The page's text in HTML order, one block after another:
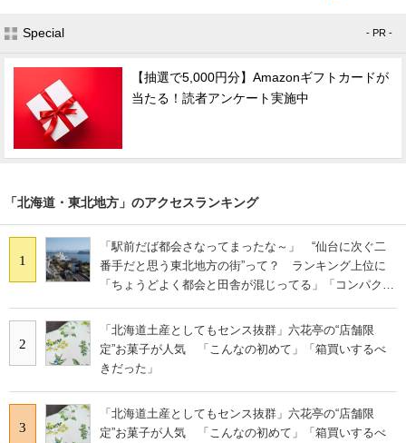
Special - PR -
【抽選で5,000円分】Amazonギフトカードが
当たる！読者アンケート実施中
「北海道・東北地方」のアクセスランキング
1
「駅前だば都会さなってまったな～」 “仙台に次ぐ二
番手だと思う東北地方の街”って？ ランキング上位に
「ちょうどよく都会と田舎が混じってる」「コンパクト
2
「北海道土産としてもセンス抜群」六花亭の“店舗限
定”お菓子が人気 「こんなの初めて」「箱買いするべ
きだった」
3
「北海道土産としてもセンス抜群」六花亭の“店舗限
定”お菓子が人気 「こんなの初めて」「箱買いするべ